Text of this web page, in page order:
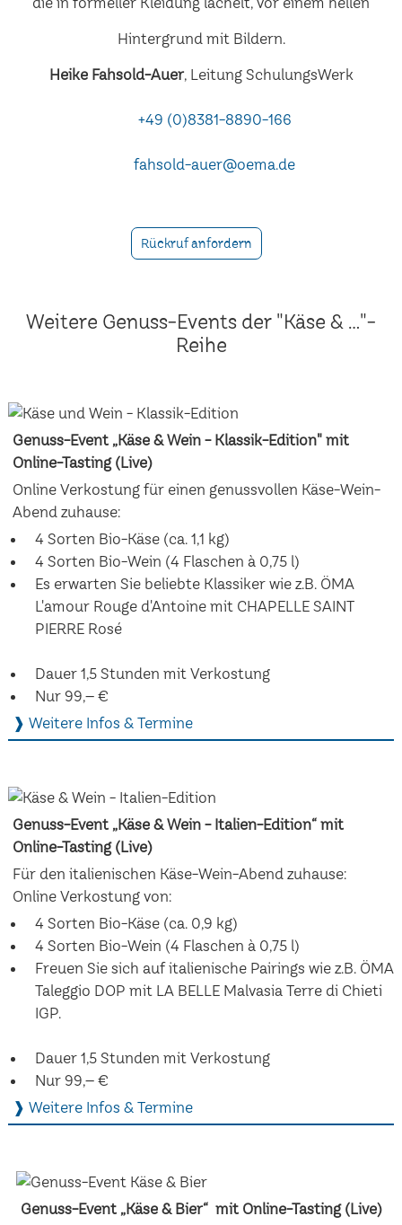
Heike Fahsold-Auer, Leitung SchulungsWerk
+49 (0)8381-8890-166
fahsold-auer@oema.de
Rückruf anfordern
Weitere Genuss-Events der "Käse & ..."-
Reihe
Genuss-Event „Käse & Wein - Klassik-Edition" mit
Online-Tasting (Live)
Online Verkostung für einen genussvollen Käse-Wein-
Abend zuhause:
4 Sorten Bio-Käse (ca. 1,1 kg)
4 Sorten Bio-Wein (4 Flaschen à 0,75 l)
Es erwarten Sie beliebte Klassiker wie z.B. ÖMA
L'amour Rouge d'Antoine mit CHAPELLE SAINT
PIERRE Rosé
Dauer 1,5 Stunden mit Verkostung
Nur 99,– €
❱ Weitere Infos & Termine
Genuss-Event „Käse & Wein - Italien-Edition“ mit
Online-Tasting (Live)
Für den italienischen Käse-Wein-Abend zuhause:
Online Verkostung von:
4 Sorten Bio-Käse (ca. 0,9 kg)
4 Sorten Bio-Wein (4 Flaschen à 0,75 l)
Freuen Sie sich auf italienische Pairings wie z.B. ÖMA
Taleggio DOP mit LA BELLE Malvasia Terre di Chieti
IGP.
Dauer 1,5 Stunden mit Verkostung
Nur 99,– €
❱ Weitere Infos & Termine
Genuss-Event „Käse & Bier“ mit Online-Tasting (Live)